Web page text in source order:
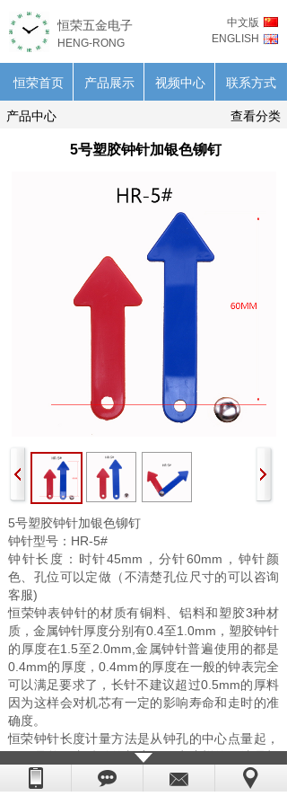
中文版
ENGLISH
恒荣五金电子
HENG-RONG
恒荣首页 产品展示 视频中心 联系方式
产品中心 查看分类
5号塑胶钟针加银色铆钉
5号塑胶钟针加银色铆钉
钟针型号：HR-5#
钟针长度：时针45mm，分针60mm ，钟针颜
色、孔位可以定做（不清楚孔位尺寸的可以咨询
客服)
恒荣钟表钟针的材质有铜料、铝料和塑胶3种材
质，金属钟针厚度分别有0.4至1.0mm，塑胶钟针
的厚度在1.5至2.0mm,金属钟针普遍使用的都是
0.4mm的厚度，0.4mm的厚度在一般的钟表完全
可以满足要求了，长针不建议超过0.5mm的厚料
因为这样会对机芯有一定的影响寿命和走时的准
确度。
恒荣钟针长度计量方法是从钟孔的中心点量起，
而不是整一支钟针的长度，因为这样的量法是根
据钟盘的大小半径快速知道这钟要用多长的钟
针。